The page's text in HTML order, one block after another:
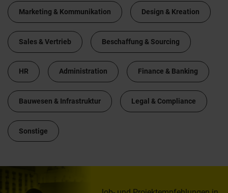
Marketing & Kommunikation Design & Kreation
Sales & Vertrieb Beschaffung & Sourcing
HR Administration Finance & Banking
Bauwesen & Infrastruktur Legal & Compliance
Sonstige